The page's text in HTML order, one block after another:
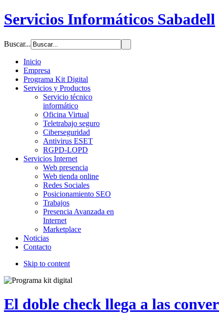
Servicios Informáticos Sabadell
Buscar...
Inicio
Empresa
Programa Kit Digital
Servicios y Productos
Servicio técnico
informático
Oficina Virtual
Teletrabajo seguro
Ciberseguridad
Antivirus ESET
RGPD-LOPD
Servicios Internet
Web presencia
Web tienda online
Redes Sociales
Posicionamiento SEO
Trabajos
Presencia Avanzada en
Internet
Marketplace
Noticias
Contacto
Skip to content
El doble check llega a las